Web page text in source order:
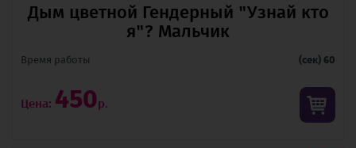
Дым цветной Гендерный "Узнай кто
я"? Мальчик
Время pаботы (сек) 60
Цена: 450р.